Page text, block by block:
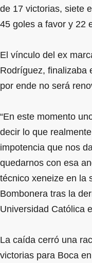
de 17 victorias, siete
45 goles a favor y 22
El vínculo del ex
Rodríguez, finalizaba
por ende no será
“En este momento
decir lo que
impotencia que nos
quedarnos con esa
técnico xeneize en la
Bombonera tras la
Universidad Católica
La caída cerró una
victorias para Boca